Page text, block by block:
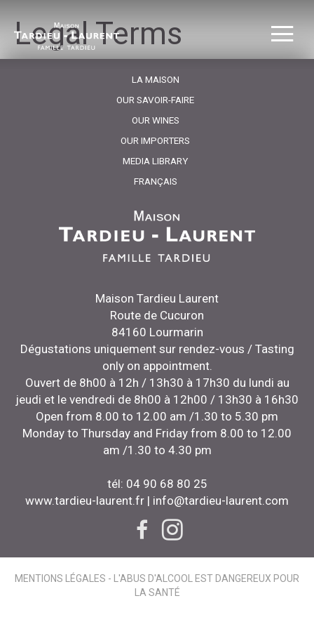
Legal Terms
LA MAISON
OUR SAVOIR-FAIRE
OUR WINES
OUR IMPORTERS
MEDIA LIBRARY
FRANÇAIS
Maison Tardieu Laurent
Route de Cucuron
84160 Lourmarin
Dégustations uniquement sur rendez-vous / Tasting
only on appointment.
Ouvert de 8h00 à 12h / 13h30 à 17h30 du lundi au
jeudi et le vendredi de 8h00 à 12h00 / 13h30 à 16h30
Open from 8.00 to 12.00 am /1.30 to 5.30 pm
Monday to Thursday and Friday from 8.00 to 12.00
am /1.30 to 4.30 pm
tél: 04 90 68 80 25
www.tardieu-laurent.fr | info@tardieu-laurent.com
MENTIONS LÉGALES - L'ABUS D'ALCOOL EST DANGEREUX POUR
LA SANTÉ